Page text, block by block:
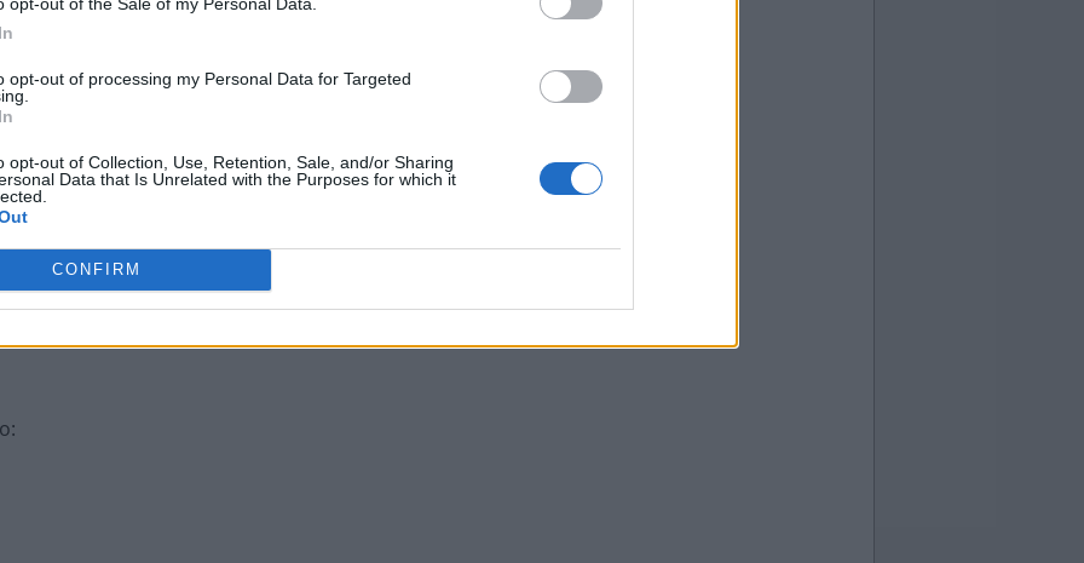
opt-out of processing my Personal Data for Targeted
opt-out of Collection, Use, Retention, Sale, and/or Sharing
Data that Is Unrelated with the Purposes for which it
CONFIRM
de luz
: